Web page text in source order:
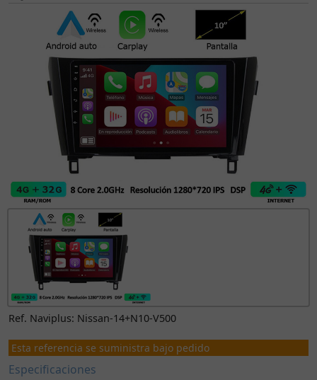
Ref. Naviplus: Nissan-14+N10-V500
Esta referencia se suministra bajo pedido
Especificaciones